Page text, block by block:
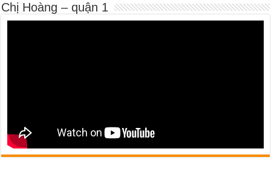
Chị Hoàng – quận 1